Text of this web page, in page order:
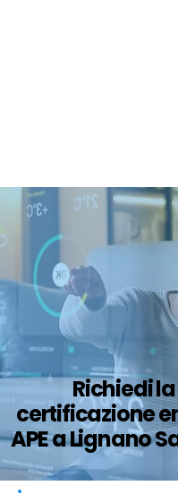
Richiedi
certificazione
APE a Lignano